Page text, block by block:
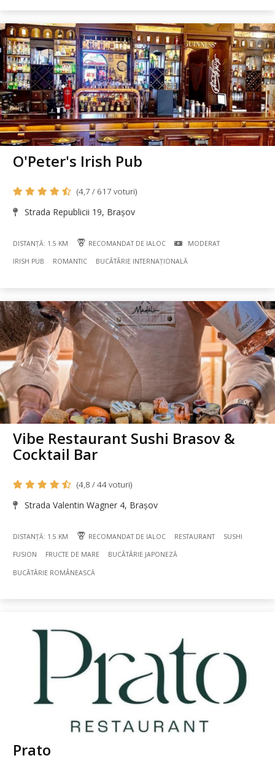
O'Peter's Irish Pub
(4,7 / 617 voturi)
Strada Republicii 19, Brașov
DISTANȚĂ: 1.5 KM RECOMANDAT DE IALOC MODERAT
IRISH PUB ROMANTIC BUCÃTÃRIE INTERNAȚIONALĂ
Vibe Restaurant Sushi Brasov &
Cocktail Bar
(4,8 / 44 voturi)
Strada Valentin Wagner 4, Brașov
DISTANȚĂ: 1.5 KM RECOMANDAT DE IALOC RESTAURANT SUSHI
FUSION FRUCTE DE MARE BUCÃTÃRIE JAPONEZĂ
BUCÃTÃRIE ROMÂNEASCĂ
Prato